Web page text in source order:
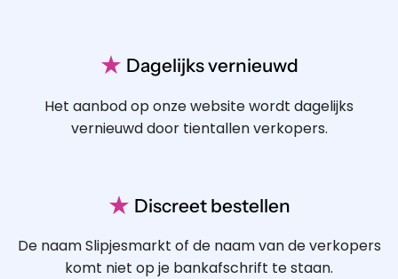
★ Dagelijks vernieuwd
Het aanbod op onze website wordt dagelijks
vernieuwd door tientallen verkopers.
★ Discreet bestellen
De naam Slipjesmarkt of de naam van de verkopers
komt niet op je bankafschrift te staan.